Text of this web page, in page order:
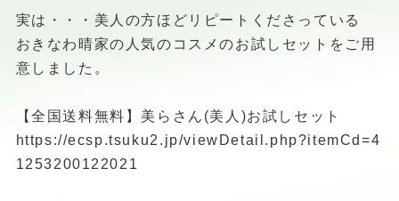
実は・・・美人の方ほどリピートくださっている
おきなわ晴家の人気のコスメのお試しセットをご用
意しました。
【全国送料無料】美らさん(美人)お試しセット
https://ecsp.tsuku2.jp/viewDetail.php?itemCd=4
1253200122021